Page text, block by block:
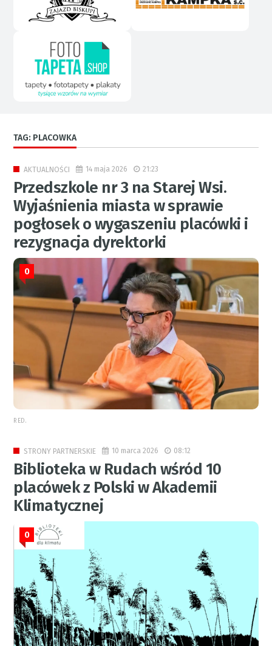
TAG: PLACOWKA
AKTUALNOŚCI 14 maja 2026 21:23
Przedszkole nr 3 na Starej Wsi.
Wyjaśnienia miasta w sprawie
pogłosek o wygaszeniu placówki i
rezygnacja dyrektorki
0
RED.
STRONY PARTNERSKIE 10 marca 2026 08:12
Biblioteka w Rudach wśród 10
placówek z Polski w Akademii
Klimatycznej
0